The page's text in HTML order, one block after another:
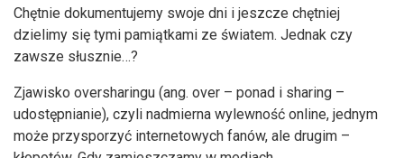
Chętnie dokumentujemy swoje dni i jeszcze chętniej
dzielimy się tymi pamiątkami ze światem. Jednak czy
zawsze słusznie…?
Zjawisko oversharingu (ang. over – ponad i sharing –
udostępnianie), czyli nadmierna wylewność online, jednym
może przysporzyć internetowych fanów, ale drugim –